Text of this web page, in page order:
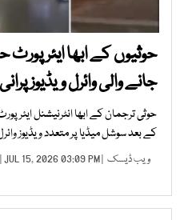
حوثیوں کے ابھا
جانے والی وائرل ویڈیوز
حوثی ترجمان کے ابھا انٹرنیشنل
کے بعد سوشل میڈیا پر متعدد ویڈیوز
ویب ڈیسک | JUL 15, 2026 03:09 PM |